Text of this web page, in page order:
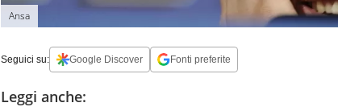
Ansa
Seguici su: Google Discover Fonti preferite
Leggi anche: